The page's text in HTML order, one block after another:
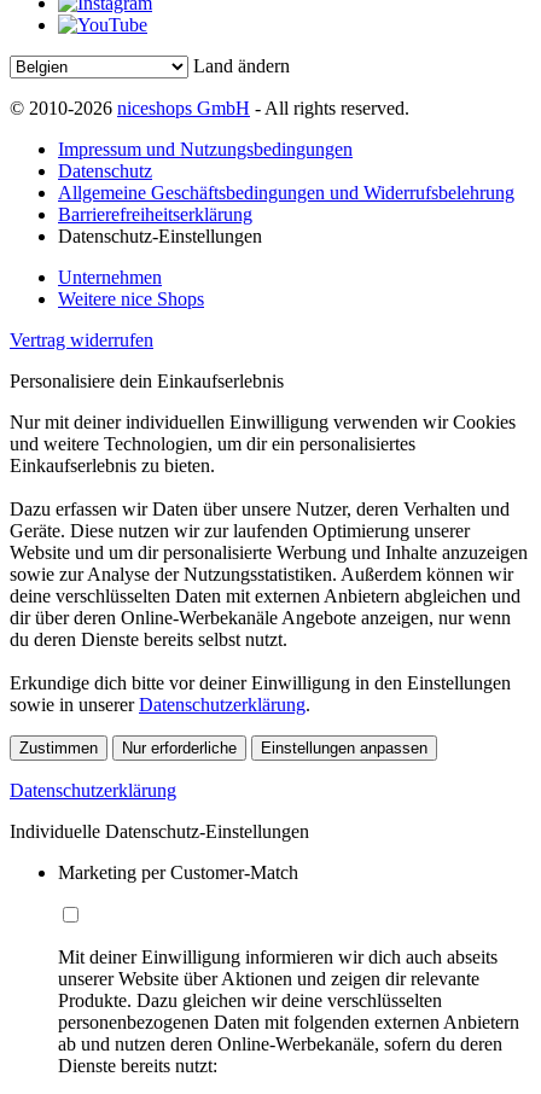
Land ändern
© 2010-2026 niceshops GmbH - All rights reserved.
Impressum und Nutzungsbedingungen
Datenschutz
Allgemeine Geschäftsbedingungen und Widerrufsbelehrung
Barrierefreiheitserklärung
Datenschutz-Einstellungen
Unternehmen
Weitere nice Shops
Vertrag widerrufen
Personalisiere dein Einkaufserlebnis
Nur mit deiner individuellen Einwilligung verwenden wir Cookies
und weitere Technologien, um dir ein personalisiertes
Einkaufserlebnis zu bieten.
Dazu erfassen wir Daten über unsere Nutzer, deren Verhalten und
Geräte. Diese nutzen wir zur laufenden Optimierung unserer
Website und um dir personalisierte Werbung und Inhalte anzuzeigen
sowie zur Analyse der Nutzungsstatistiken. Außerdem können wir
deine verschlüsselten Daten mit externen Anbietern abgleichen und
dir über deren Online-Werbekanäle Angebote anzeigen, nur wenn
du deren Dienste bereits selbst nutzt.
Erkundige dich bitte vor deiner Einwilligung in den Einstellungen
sowie in unsererDatenschutzerklärung.
Zustimmen Nur erforderliche Einstellungen anpassen
Datenschutzerklärung
Individuelle Datenschutz-Einstellungen
Marketing per Customer-Match
Mit deiner Einwilligung informieren wir dich auch abseits
unserer Website über Aktionen und zeigen dir relevante
Produkte. Dazu gleichen wir deine verschlüsselten
personenbezogenen Daten mit folgenden externen Anbietern
ab und nutzen deren Online-Werbekanäle, sofern du deren
Dienste bereits nutzt: